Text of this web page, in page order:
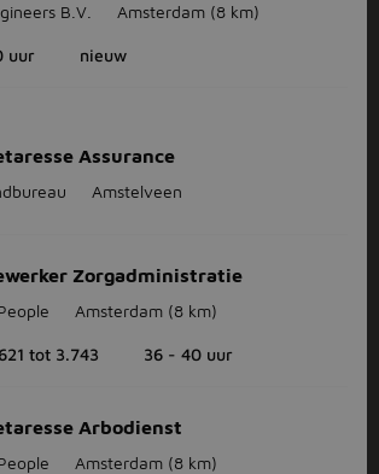
B.V. Amsterdam (8 km)
uur nieuw
Assurance
Amstelveen
Zorgadministratie
Amsterdam (8 km)
tot 3.743 36 - 40 uur
Arbodienst
Amsterdam (8 km)